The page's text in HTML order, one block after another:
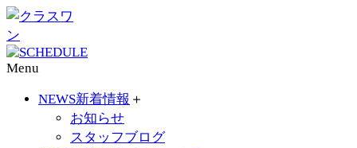
Menu
NEWS新着情報 ＋
お知らせ
スタッフブログ